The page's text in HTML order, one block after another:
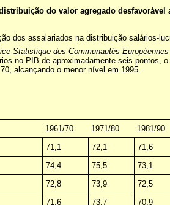
do valor agregado desfavorável
dos assalariados na distribuição salários-
Statistique des Communautés Européennes
no PIB de aproximadamente seis
alcançando o menor nível em 1995.
1961/70 1971/80 1981/90
71,1 72,1 71,6
74,4 75,5 73,1
72,8 73,9 72,5
71,6 73,7 70,9